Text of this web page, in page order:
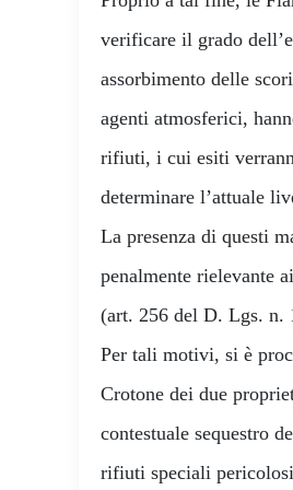
verificare il grado
assorbimento delle
agenti atmosferici,
rifiuti, i cui esiti
determinare l’attuale
La presenza di questi
penalmente rielevante
(art. 256 del D. Lgs. n.
Per tali motivi, si è
Crotone dei due
contestuale sequestro
rifiuti speciali